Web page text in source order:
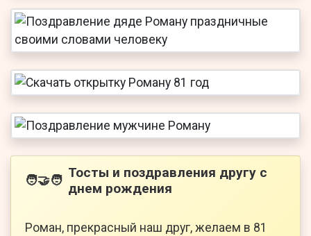
🧑‍🤝‍🧑 Тосты и поздравления другу с
днем рождения
Роман, прекрасный наш друг, желаем в 81